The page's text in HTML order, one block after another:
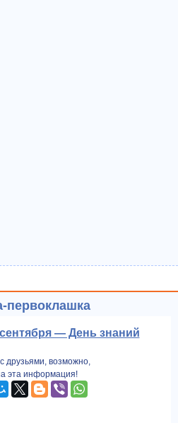
первоклашка
— День знаний
друзьями, возможно,
эта информация!